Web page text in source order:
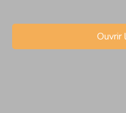
Ouvrir